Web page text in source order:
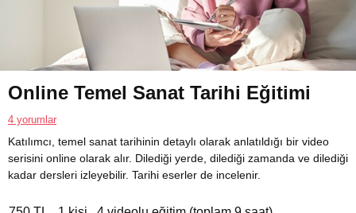
Online Temel Sanat Tarihi Eğitimi
4 yorumlar
Katılımcı, temel sanat tarihinin detaylı olarak anlatıldığı bir video
serisini online olarak alır. Dilediği yerde, dilediği zamanda ve dilediği
kadar dersleri izleyebilir. Tarihi eserler de incelenir.